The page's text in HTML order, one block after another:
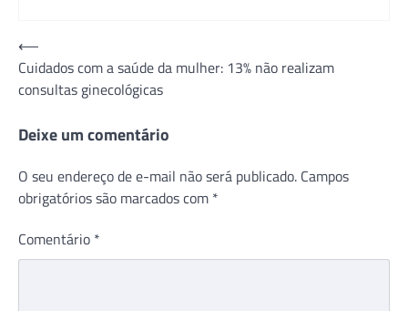
Navegação
de
Post
⟵
Cuidados com a saúde da mulher: 13% não realizam
consultas ginecológicas
Deixe um comentário
O seu endereço de e-mail não será publicado. Campos
obrigatórios são marcados com *
Comentário *